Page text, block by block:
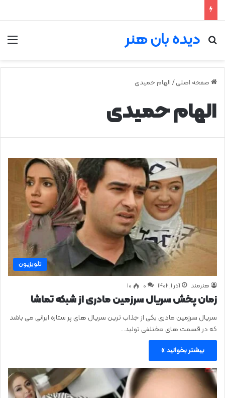
دیده بان هنر
جستجو برای
صفحه اصلی / الهام حمیدی
الهام حمیدی
تلویزیون
هنرمند آذر ۱, ۱۴۰۲ 0 ۱۰
زمان پخش سریال سرزمین مادری از شبکه تماشا
سریال سرزمین مادری یکی از جذاب‌ ترین سریال‌ های پر ستاره ایرانی می باشد
که در قسمت های مختلفی تولید…
بیشتر بخوانید »